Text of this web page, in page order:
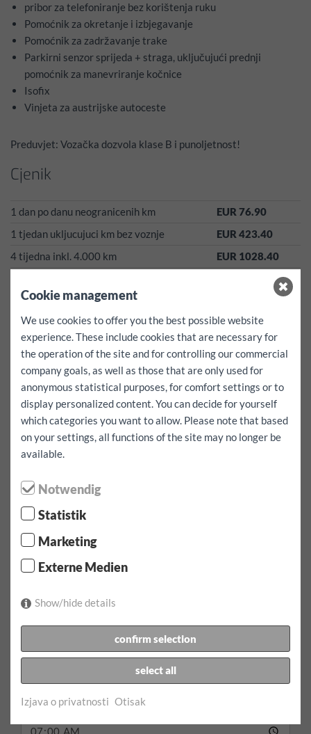
pribor za telefoniranje bez korištenja ruku
Pomoćnik za okretanje i izbjegavanje
Pomoćnik za zadržavanje trake
Parkirni senzor sprijeda + straga, uključujući prednji
pomoćnik za manevriranje kočnice
Isofix
Vinjeta za austrijske autoceste
Preduvjet: Vozačka dozvola klase B i punoljetnost!
Cjenik
1 dan po danu neogranicenih km
EUR 76.90
1 tjedan ukljucujuci km bez voznje
EUR 423.40
4 tijedna inkl. 4.000 km
EUR 1028.40
Sva vozila su od 1. studenog do 15. travnja opremljena zimskim
gumama bez dodatnog troška!
Ove cijene su all-inclusive cijene!
Porezi, osiguranja, takse vezane za ugovor i takse za zimske
gume su vec inkludirane!*
Dodatni kilometar za ovo vozilo EUR 0.50
depozit:500EUR
odbitno za slučaj štete0EUR
Nema franšize!
Besplatne usluge: kao navigacija, sigurnosne sjedalice za djecu
kao i remen za pričvršćivanje istih se mogu unaprijed
Raspoloživost nije garantirana!
Odaberite razdoblje najma / kilometar
Datum preuzimanja:
Datum povratka:
Vrijeme povratka:
Cookie management
We use cookies to offer you the best possible website
experience. These include cookies that are necessary for
the operation of the site and for controlling our commercial
company goals, as well as those that are only used for
anonymous statistical purposes, for comfort settings or to
display personalized content. You can decide for yourself
which categories you want to allow. Please note that based
on your settings, all functions of the site may no longer be
available.
Notwendig
Statistik
Marketing
Externe Medien
Show/hide details
confirm selection
select all
Izjava o privatnosti Otisak